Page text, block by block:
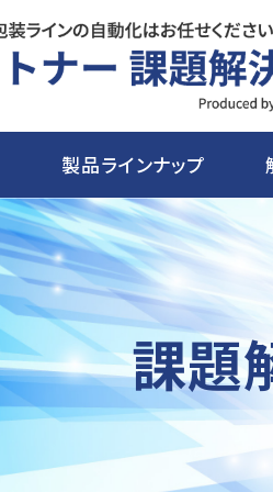
製品ラインナップ
課題